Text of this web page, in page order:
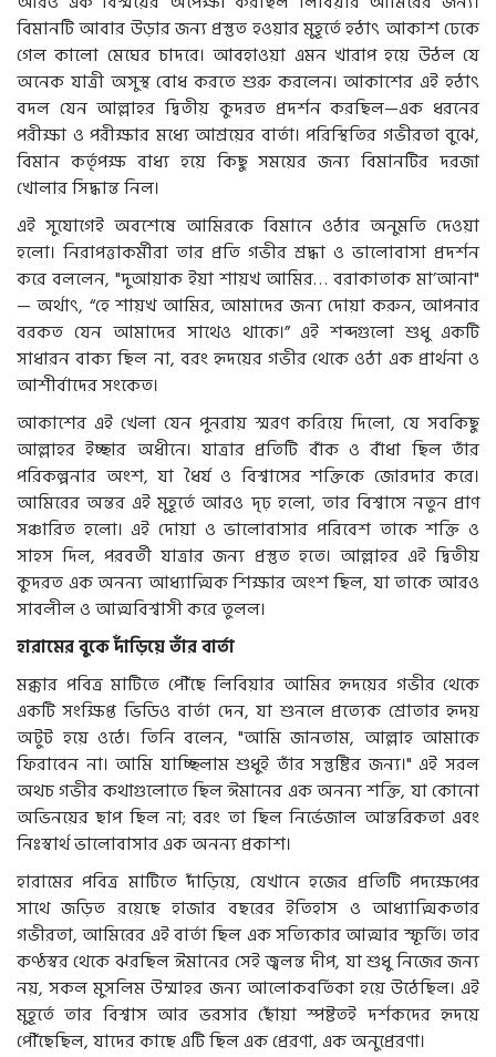
বিমানটি আবার উড়ার জন্য প্রস্তুত হওয়ার মুহূর্তে হঠাৎ আকাশ ঢেকে
গেল কালো মেঘের চাদরে। আবহাওয়া এমন খারাপ হয়ে উঠল যে
অনেক যাত্রী অসুস্থ বোধ করতে শুরু করলেন। আকাশের এই হঠাৎ
বদল যেন আল্লাহর দ্বিতীয় কুদরত প্রদর্শন করছিল—এক ধরনের
পরীক্ষা ও পরীক্ষার মধ্যে আশ্রয়ের বার্তা। পরিস্থিতির গভীরতা বুঝে,
বিমান কর্তৃপক্ষ বাধ্য হয়ে কিছু সময়ের জন্য বিমানটির দরজা
খোলার সিদ্ধান্ত নিল।
এই সুযোগেই অবশেষে আমিরকে বিমানে ওঠার অনুমতি দেওয়া
হলো। নিরাপত্তাকর্মীরা তার প্রতি গভীর শ্রদ্ধা ও ভালোবাসা প্রদর্শন
করে বললেন, "দুআয়াক ইয়া শায়খ আমির… বরাকাতাক মা’আনা"
— অর্থাৎ, “হে শায়খ আমির, আমাদের জন্য দোয়া করুন, আপনার
বরকত যেন আমাদের সাথেও থাকে।” এই শব্দগুলো শুধু একটি
সাধারন বাক্য ছিল না, বরং হৃদয়ের গভীর থেকে ওঠা এক প্রার্থনা ও
আশীর্বাদের সংকেত।
আকাশের এই খেলা যেন পুনরায় স্মরণ করিয়ে দিলো, যে সবকিছু
আল্লাহর ইচ্ছার অধীনে। যাত্রার প্রতিটি বাঁক ও বাঁধা ছিল তাঁর
পরিকল্পনার অংশ, যা ধৈর্য ও বিশ্বাসের শক্তিকে জোরদার করে।
আমিরের অন্তর এই মুহূর্তে আরও দৃঢ় হলো, তার বিশ্বাসে নতুন প্রাণ
সঞ্চারিত হলো। এই দোয়া ও ভালোবাসার পরিবেশ তাকে শক্তি ও
সাহস দিল, পরবর্তী যাত্রার জন্য প্রস্তুত হতে। আল্লাহর এই দ্বিতীয়
কুদরত এক অনন্য আধ্যাত্মিক শিক্ষার অংশ ছিল, যা তাকে আরও
সাবলীল ও আত্মবিশ্বাসী করে তুলল।
হারামের বুকে দাঁড়িয়ে তাঁর বার্তা
মক্কার পবিত্র মাটিতে পৌঁছে লিবিয়ার আমির হৃদয়ের গভীর থেকে
একটি সংক্ষিপ্ত ভিডিও বার্তা দেন, যা শুনলে প্রত্যেক শ্রোতার হৃদয়
অটুট হয়ে ওঠে। তিনি বলেন, "আমি জানতাম, আল্লাহ আমাকে
ফিরাবেন না। আমি যাচ্ছিলাম শুধুই তাঁর সন্তুষ্টির জন্য।" এই সরল
অথচ গভীর কথাগুলোতে ছিল ঈমানের এক অনন্য শক্তি, যা কোনো
অভিনয়ের ছাপ ছিল না; বরং তা ছিল নির্ভেজাল আন্তরিকতা এবং
নিঃস্বার্থ ভালোবাসার এক অনন্য প্রকাশ।
হারামের পবিত্র মাটিতে দাঁড়িয়ে, যেখানে হজের প্রতিটি পদক্ষেপের
সাথে জড়িত রয়েছে হাজার বছরের ইতিহাস ও আধ্যাত্মিকতার
গভীরতা, আমিরের এই বার্তা ছিল এক সত্যিকার আত্মার স্ফূর্তি। তার
কণ্ঠস্বর থেকে ঝরছিল ঈমানের সেই জ্বলন্ত দীপ, যা শুধু নিজের জন্য
নয়, সকল মুসলিম উম্মাহর জন্য আলোকবর্তিকা হয়ে উঠেছিল। এই
মুহূর্তে তার বিশ্বাস আর ভরসার ছোঁয়া স্পষ্টতই দর্শকদের হৃদয়ে
পৌঁছেছিল, যাদের কাছে এটি ছিল এক প্রেরণা, এক অনুপ্রেরণা।